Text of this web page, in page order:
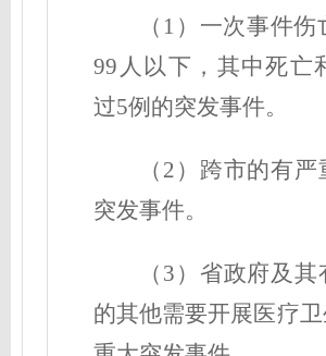
（1）一次事件伤
99人以下，其中死亡
过5例的突发事件。
（2）跨市的有
突发事件。
（3）省政府及
的其他需要开展医疗